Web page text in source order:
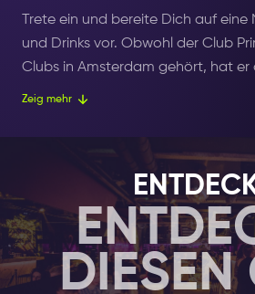
Trete ein und bereite Dich auf eine
und Drinks vor. Obwohl der Club
Clubs in Amsterdam gehört, hat er
zu bieten.Die Atmosphäre im Club
aufregenden Abend mit Deinen
die moderne Dekoration, die
Lichtern beleuchteten Decken und
Tänzer und Tänzerinnen in ihren
Das Prime verwandelt sich für jede
stattfindet. Eine der beliebtesten
Zeig mehr
DIESEN